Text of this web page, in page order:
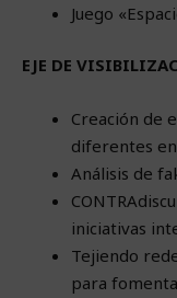
Juego
EJE DE
Creación de
diferentes
Análisis de
iniciativas
Tejiendo
para